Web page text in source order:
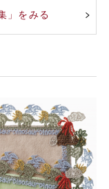
」をみる